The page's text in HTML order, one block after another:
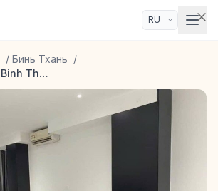
/ Бинь Тхань /
Студия в районе Binh Thanh